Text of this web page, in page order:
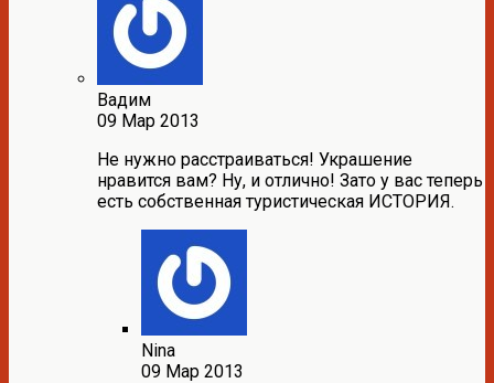
Вадим
09 Мар 2013
Не нужно расстраиваться! Украшение
нравится вам? Ну, и отлично! Зато у вас теперь
есть собственная туристическая ИСТОРИЯ.
Nina
09 Мар 2013